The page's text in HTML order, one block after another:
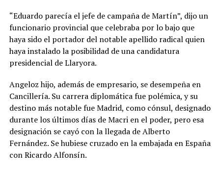
“Eduardo parecía el jefe de campaña de Martín”, dijo un
funcionario provincial que celebraba por lo bajo que
haya sido el portador del notable apellido radical quien
haya instalado la posibilidad de una candidatura
presidencial de Llaryora.
Angeloz hijo, además de empresario, se desempeña en
Cancillería. Su carrera diplomática fue polémica, y su
destino más notable fue Madrid, como cónsul, designado
durante los últimos días de Macri en el poder, pero esa
designación se cayó con la llegada de Alberto
Fernández. Se hubiese cruzado en la embajada en España
con Ricardo Alfonsín.